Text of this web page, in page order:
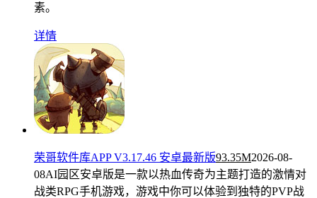
素。
详情
荣哥软件库APP V3.17.46 安卓最新版93.35M2026-08-
08AI园区安卓版是一款以热血传奇为主题打造的激情对
战类RPG手机游戏，游戏中你可以体验到独特的PVP战